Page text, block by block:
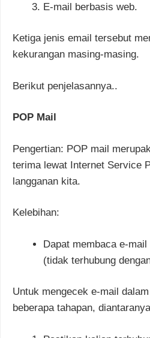
E-mail berbasis web.
Ketiga jenis email tersebut
kekurangan masing-masing.
Berikut penjelasannya..
POP Mail
Pengertian: POP mail
terima lewat Internet Service
langganan kita.
Kelebihan:
Dapat membaca e-
(tidak terhubung
Untuk mengecek e-mail
beberapa tahapan,